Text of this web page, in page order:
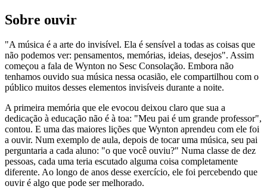
Sobre ouvir
"A música é a arte do invisível. Ela é sensível a todas as coisas que
não podemos ver: pensamentos, memórias, ideias, desejos". Assim
começou a fala de Wynton no Sesc Consolação. Embora não
tenhamos ouvido sua música nessa ocasião, ele compartilhou com o
público muitos desses elementos invisíveis durante a noite.
A primeira memória que ele evocou deixou claro que sua a
dedicação à educação não é à toa: "Meu pai é um grande professor",
contou. E uma das maiores lições que Wynton aprendeu com ele foi
a ouvir. Num exemplo de aula, depois de tocar uma música, seu pai
perguntaria a cada aluno: "o que você ouviu?" Numa classe de dez
pessoas, cada uma teria escutado alguma coisa completamente
diferente. Ao longo de anos desse exercício, ele foi percebendo que
ouvir é algo que pode ser melhorado.